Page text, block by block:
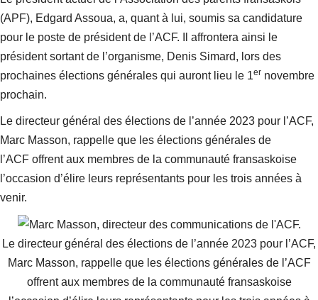
(APF), Edgard Assoua, a, quant à lui, soumis sa candidature
pour le poste de président de l’ACF. Il affrontera ainsi le
président sortant de l’organisme, Denis Simard, lors des
prochaines élections générales qui auront lieu le 1er novembre
prochain.
Le directeur général des élections de l’année 2023 pour l’ACF,
Marc Masson, rappelle que les élections générales de
l’ACF offrent aux membres de la communauté fransaskoise
l’occasion d’élire leurs représentants pour les trois années à
venir.
Le directeur général des élections de l’année 2023 pour l’ACF,
Marc Masson, rappelle que les élections générales de l’ACF
offrent aux membres de la communauté fransaskoise